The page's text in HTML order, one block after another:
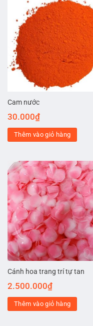
Cam nước
30.000₫
Thêm vào giỏ hàng
Cánh hoa trang trí tự tan
2.500.000₫
Thêm vào giỏ hàng